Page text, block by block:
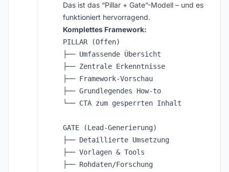
Das ist das “Pillar + Gate”-Modell – und es
funktioniert hervorragend.
Komplettes Framework:
PILLAR (Offen)
├── Umfassende Übersicht
├── Zentrale Erkenntnisse
├── Framework-Vorschau
├── Grundlegendes How-to
└── CTA zum gesperrten Inhalt
GATE (Lead-Generierung)
├── Detaillierte Umsetzung
├── Vorlagen & Tools
├── Rohdaten/Forschung